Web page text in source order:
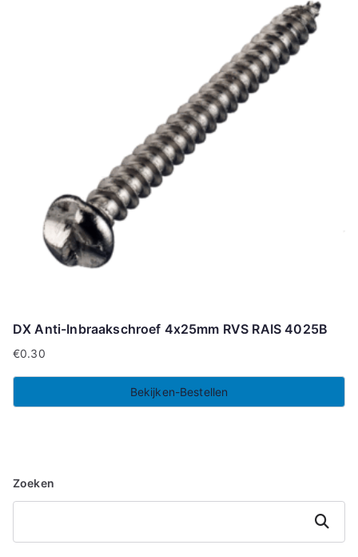
DX Anti-Inbraakschroef 4x25mm RVS RAIS 4025B
€0.30
Bekijken-Bestellen
Zoeken
Zoeken